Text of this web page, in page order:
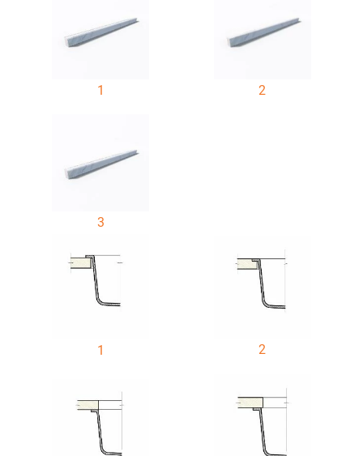
1 2
3
1 2